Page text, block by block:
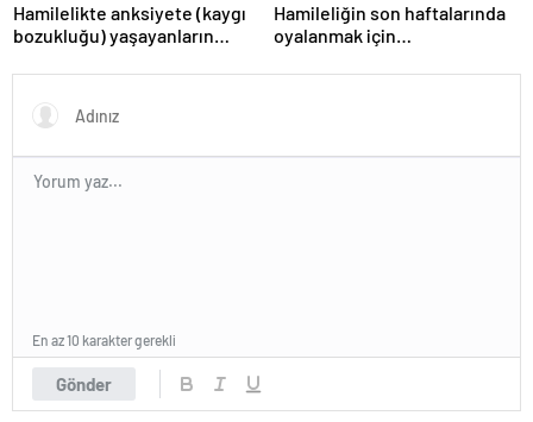
Hamilelikte anksiyete (kaygı
bozukluğu) yaşayanların
Hamileliğin son haftalarında
oyalanmak için…
Gönder
En az 10 karakter gerekli